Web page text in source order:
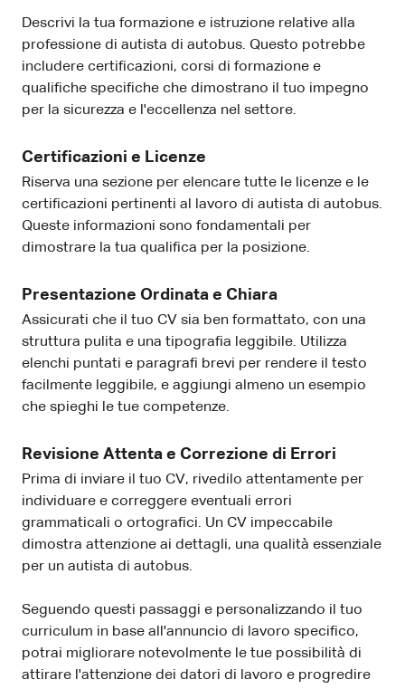
Descrivi la tua formazione e istruzione relative alla
professione di autista di autobus. Questo potrebbe
includere certificazioni, corsi di formazione e
qualifiche specifiche che dimostrano il tuo impegno
per la sicurezza e l'eccellenza nel settore.
Certificazioni e Licenze
Riserva una sezione per elencare tutte le licenze e le
certificazioni pertinenti al lavoro di autista di autobus.
Queste informazioni sono fondamentali per
dimostrare la tua qualifica per la posizione.
Presentazione Ordinata e Chiara
Assicurati che il tuo CV sia ben formattato, con una
struttura pulita e una tipografia leggibile. Utilizza
elenchi puntati e paragrafi brevi per rendere il testo
facilmente leggibile, e aggiungi almeno un esempio
che spieghi le tue competenze.
Revisione Attenta e Correzione di Errori
Prima di inviare il tuo CV, rivedilo attentamente per
individuare e correggere eventuali errori
grammaticali o ortografici. Un CV impeccabile
dimostra attenzione ai dettagli, una qualità essenziale
per un autista di autobus.
Seguendo questi passaggi e personalizzando il tuo
curriculum in base all'annuncio di lavoro specifico,
potrai migliorare notevolmente le tue possibilità di
attirare l'attenzione dei datori di lavoro e progredire